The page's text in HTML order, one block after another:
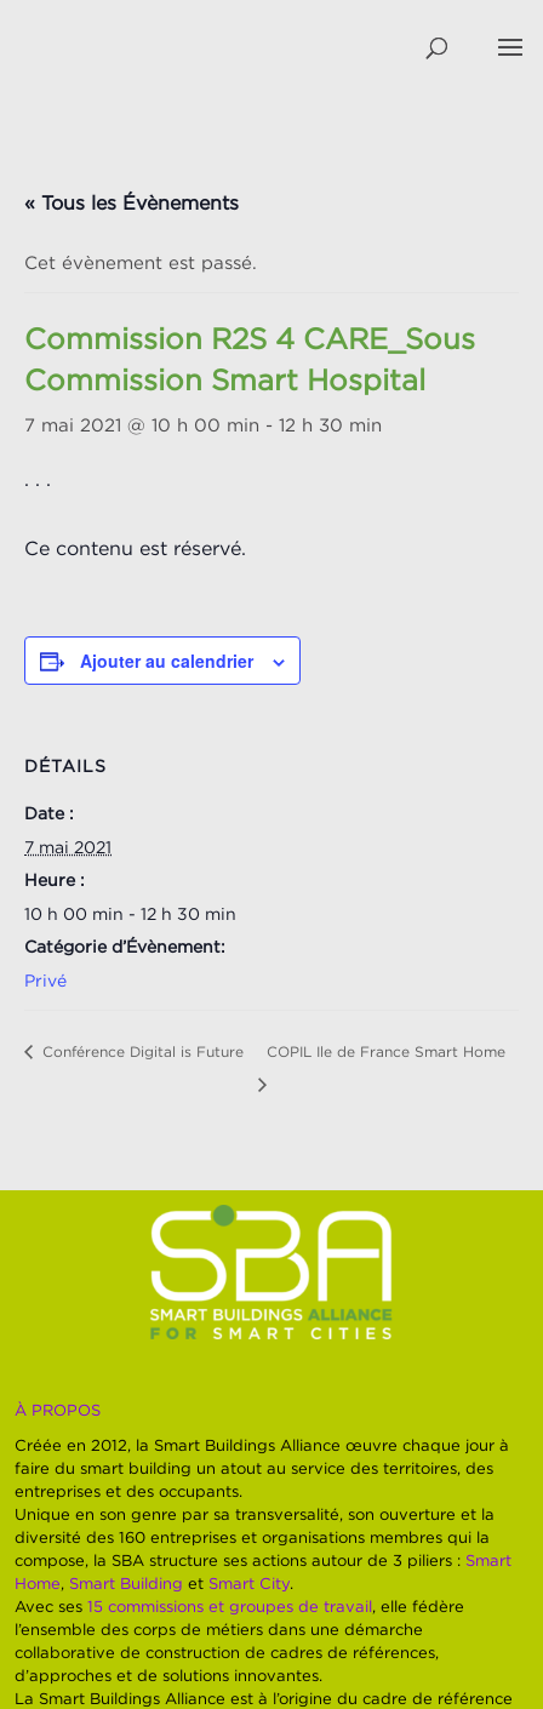
« Tous les Évènements
Cet évènement est passé.
Commission R2S 4 CARE_Sous
Commission Smart Hospital
7 mai 2021 @ 10 h 00 min - 12 h 30 min
. . .
Ce contenu est réservé.
Ajouter au calendrier
DÉTAILS
Date :
7 mai 2021
Heure :
10 h 00 min - 12 h 30 min
Catégorie d’Évènement:
Privé
Conférence Digital is Future COPIL Ile de France Smart Home
À PROPOS
Créée en 2012, la Smart Buildings Alliance œuvre chaque jour à
faire du smart building un atout au service des territoires, des
entreprises et des occupants.
Unique en son genre par sa transversalité, son ouverture et la
diversité des 160 entreprises et organisations membres qui la
compose, la SBA structure ses actions autour de 3 piliers : Smart
Home
Smart Building et Smart City
Avec ses15 commissions et groupes de travail , elle fédère
l’ensemble des corps de métiers dans une démarche
collaborative de construction de cadres de références,
d’approches et de solutions innovantes.
La Smart Buildings Alliance est à l’origine du cadre de référence